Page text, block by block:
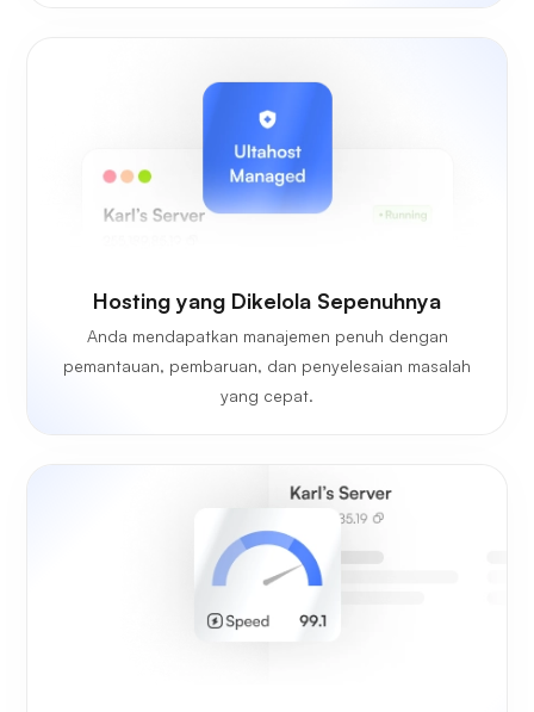
Hosting yang Dikelola Sepenuhnya
Anda mendapatkan manajemen penuh dengan
pemantauan, pembaruan, dan penyelesaian masalah
yang cepat.